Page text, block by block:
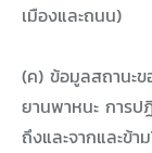
เมืองและถนน)
(ค) ข้อมูลสถานะ
ยานพาหนะ การ
ถึงและจากและข้